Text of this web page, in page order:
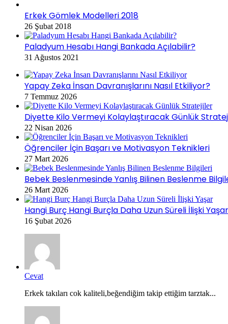
Erkek Gömlek Modelleri 2018
26 Şubat 2018
Paladyum Hesabı Hangi Bankada Açılabilir?
31 Ağustos 2021
Yapay Zeka İnsan Davranışlarını Nasıl Etkiliyor?
7 Temmuz 2026
Diyette Kilo Vermeyi Kolaylaştıracak Günlük
22 Nisan 2026
Öğrenciler İçin Başarı ve Motivasyon Teknikleri
27 Mart 2026
Bebek Beslenmesinde Yanlış Bilinen Beslenme
26 Mart 2026
Hangi Burç Hangi Burçla Daha Uzun Süreli İlişki
16 Şubat 2026
Cevat
Erkek takıları cok kaliteli,beğendiğim takip ettiğim tarztak...